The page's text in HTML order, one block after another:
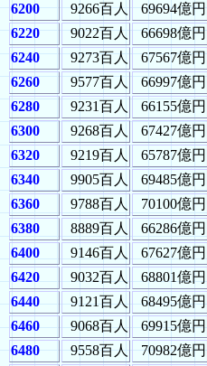
6200
9266百人 69694億円
6220
9022百人 66698億円
6240
9273百人 67567億円
6260
9577百人 66997億円
6280
9231百人 66155億円
6300
9268百人 67427億円
6320
9219百人 65787億円
6340
9905百人 69485億円
6360
9788百人 70100億円
6380
8889百人 66286億円
6400
9146百人 67627億円
6420
9032百人 68801億円
6440
9121百人 68495億円
6460
9068百人 69915億円
6480
9558百人 70982億円